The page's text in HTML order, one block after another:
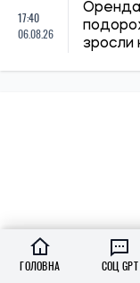
17:40
06.08.26
Оренда
зросли
ГОЛОВНА СОЦ GPT